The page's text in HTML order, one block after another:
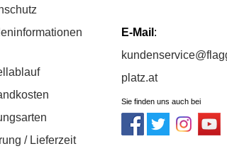
/ Lieferzeit
E-Mail :
platz.at
Sie finden uns auch bei